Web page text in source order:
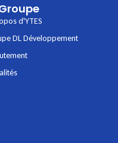
d'YTES
DL Développement